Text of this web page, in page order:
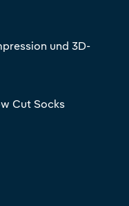
und 3D-
Cut Socks